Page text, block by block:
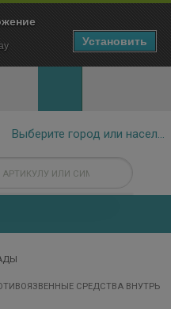
СРЕДСТВА ВНУТРЬ
Установить